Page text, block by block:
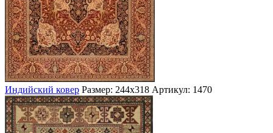
Индийский ковер Размер: 244х318 Артикул: 1470